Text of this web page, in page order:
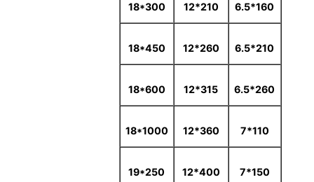
160*6.5
210*12
18*300
210*6.5
260*12
18*450
260*6.5
315*12
18*600
110*7
360*12
18*1000
150*7
400*12
19*250